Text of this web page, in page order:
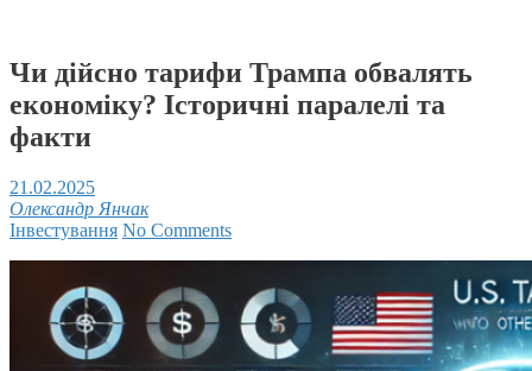
Чи дійсно тарифи Трампа обвалять
економіку? Історичні паралелі та
факти
21.02.2025
Олександр Янчак
Інвестування No Comments